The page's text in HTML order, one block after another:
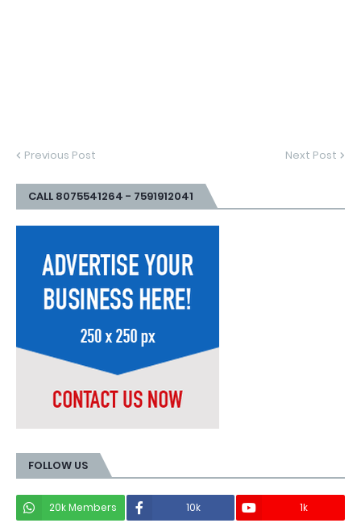
Previous Post Next Post
CALL 8075541264 - 7591912041
FOLLOW US
20k Members 10k 1k